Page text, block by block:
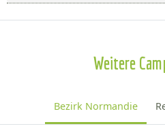
Weitere
Bezirk Normandie